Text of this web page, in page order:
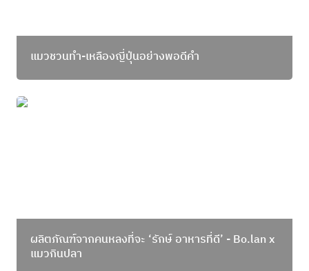
แมวชวนทำ-เหลืองญี่ปุ่นอย่างพอดีคำ
ผลิตภัณฑ์จากคนหลงที่จะ ‘รักษ์ อาหารที่ดี’ - Bo.lan x
ผลิตภัณฑ์จากคนหลงที่จะ ‘รักษ์ อาหารที่ดี’ - Bo.lan x
แมวกินปลา